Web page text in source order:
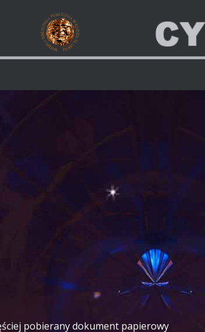
pobierany dokument papierowy